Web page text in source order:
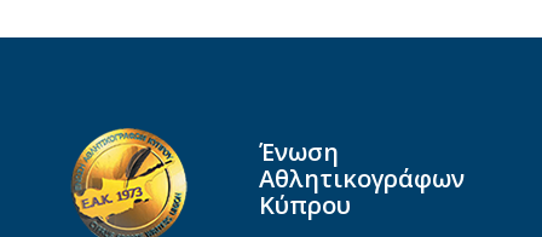
Ένωση
Αθλητικογράφων
Κύπρου